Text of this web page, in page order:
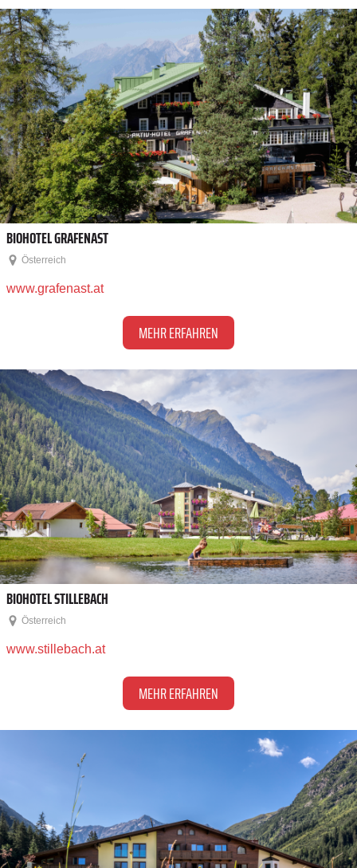
BIOHOTEL GRAFENAST
Österreich
www.grafenast.at
MEHR ERFAHREN
BIOHOTEL STILLEBACH
Österreich
www.stillebach.at
MEHR ERFAHREN